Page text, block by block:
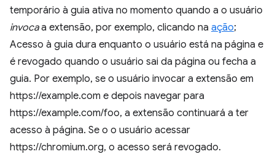
temporário à guia ativa no momento quando a o usuário
invocaa extensão, por exemplo, clicando na ação;
Acesso à guia dura enquanto o usuário está na página e
é revogado quando o usuário sai da página ou fecha a
guia. Por exemplo, se o usuário invocar a extensão em
https://example.com e depois navegar para
https://example.com/foo, a extensão continuará a ter
acesso à página. Se o o usuário acessar
https://chromium.org, o acesso será revogado.